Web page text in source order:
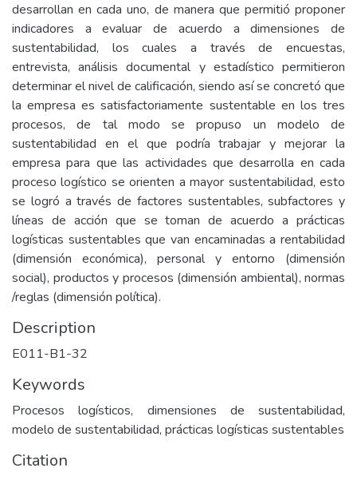
desarrollan en cada uno, de manera que permitió proponer
indicadores a evaluar de acuerdo a dimensiones de
sustentabilidad, los cuales a través de encuestas,
entrevista, análisis documental y estadístico permitieron
determinar el nivel de calificación, siendo así se concretó que
la empresa es satisfactoriamente sustentable en los tres
procesos, de tal modo se propuso un modelo de
sustentabilidad en el que podría trabajar y mejorar la
empresa para que las actividades que desarrolla en cada
proceso logístico se orienten a mayor sustentabilidad, esto
se logró a través de factores sustentables, subfactores y
líneas de acción que se toman de acuerdo a prácticas
logísticas sustentables que van encaminadas a rentabilidad
(dimensión económica), personal y entorno (dimensión
social), productos y procesos (dimensión ambiental), normas
/reglas (dimensión política).
Description
E011-B1-32
Keywords
Procesos logísticos, dimensiones de sustentabilidad,
modelo de sustentabilidad, prácticas logísticas sustentables
Citation